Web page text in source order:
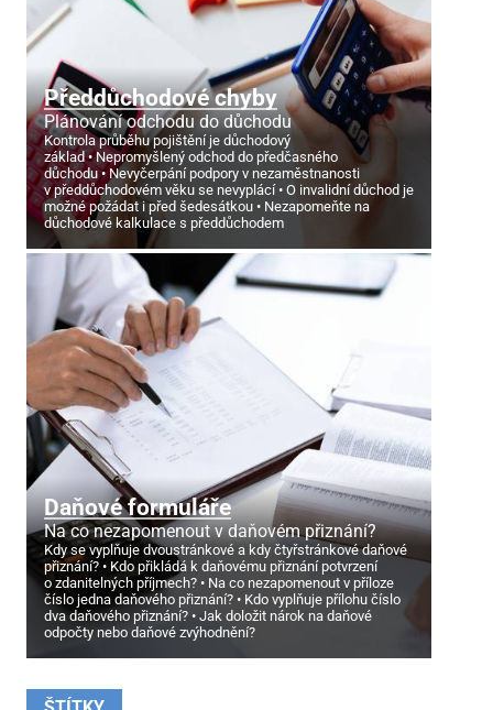
Předdůchodové chyby
Plánování odchodu do důchodu
Kontrola průběhu pojištění je důchodový
základ
Nepromyšlený odchod do předčasného
důchodu
Nevyčerpání podpory v nezaměstnanosti
v předdůchodovém věku se nevyplácí
O invalidní důchod je
možné požádat i před šedesátkou
Nezapomeňte na
důchodové kalkulace s předdůchodem
Daňové formuláře
Na co nezapomenout v daňovém přiznání?
Kdy se vyplňuje dvoustránkové a kdy čtyřstránkové daňové
přiznání?
Kdo přikládá k daňovému přiznání potvrzení
o zdanitelných příjmech?
Na co nezapomenout v příloze
číslo jedna daňového přiznání?
Kdo vyplňuje přílohu číslo
dva daňového přiznání?
Jak doložit nárok na daňové
odpočty nebo daňové zvýhodnění?